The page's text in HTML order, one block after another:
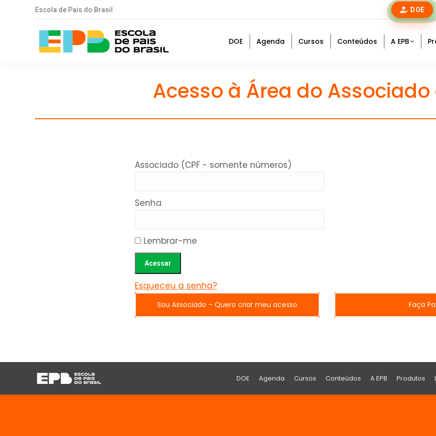
Escola de Pais do Brasil DOE
DOE Agenda Cursos Conteúdos A EPB
Acesso à Área do Associado
Associado (CPF - somente números)
Senha
Lembrar-me
Esqueceu a senha?
Sou Associado – Quero criar meu acesso Faça
DOE Agenda Cursos Conteúdos A EPB Produtos